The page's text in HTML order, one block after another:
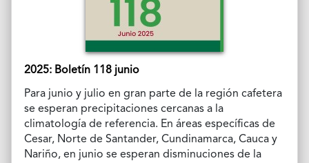
2025: Boletín 118 junio
Para junio y julio en gran parte de la región cafetera
se esperan precipitaciones cercanas a la
climatología de referencia. En áreas específicas de
Cesar, Norte de Santander, Cundinamarca, Cauca y
Nariño, en junio se esperan disminuciones de la